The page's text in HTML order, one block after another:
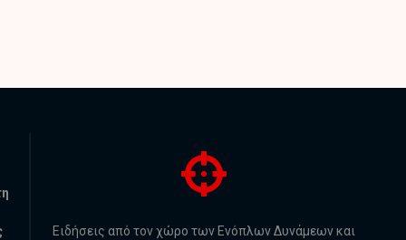
Ειδήσεις από τον χώρο των Ενόπλων Δυνάμεων και